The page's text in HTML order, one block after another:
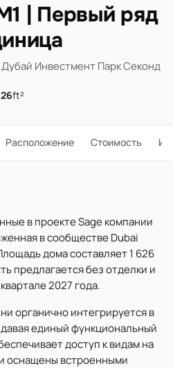
| Первый ряд
Дубай Инвестмент Парк Секонд
ft²
Расположение Стоимость
в проекте Sage компании
в сообществе Dubai
дома составляет 1 626
предлагается без отделки и
2027 года.
органично интегрируется в
единый функциональный
доступ к видам на
оснащены встроенными